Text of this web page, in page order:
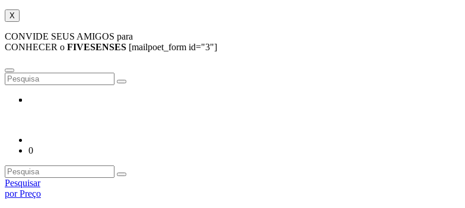
X
CONVIDE SEUS AMIGOS para
CONHECER o FIVESENSES [mailpoet_form id="3"]
0
Pesquisar
por Preço